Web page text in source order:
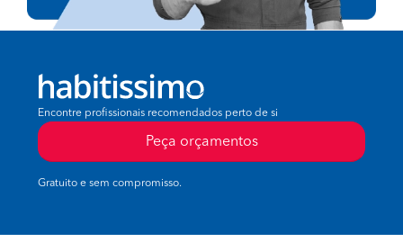
Encontre profissionais recomendados perto de si
Peça orçamentos
Gratuito e sem compromisso.